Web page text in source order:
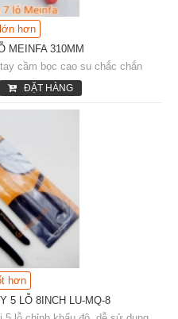
hơn
MEINFA 310MM
cầm bọc cao su chắc chắn
ĐẶT HÀNG
hơn
5 LỖ 8INCH LU-MQ-8